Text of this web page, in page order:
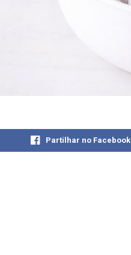
Partilhar no Facebook